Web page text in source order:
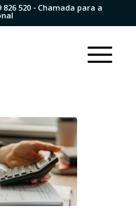
826 520- Chamada para a